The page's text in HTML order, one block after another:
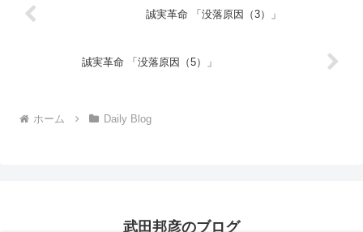
誠実革命 「没落原因（3）」
誠実革命 「没落原因（5）」
ホーム Daily Blog
武田邦彦のブログ